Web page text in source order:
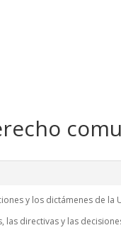
y los dictámenes de
las directivas y las